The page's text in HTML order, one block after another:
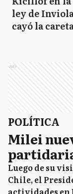
ley de
cayó la
Ads
POLÍTICA
Milei
Luego de su
Chile, el
actividades en